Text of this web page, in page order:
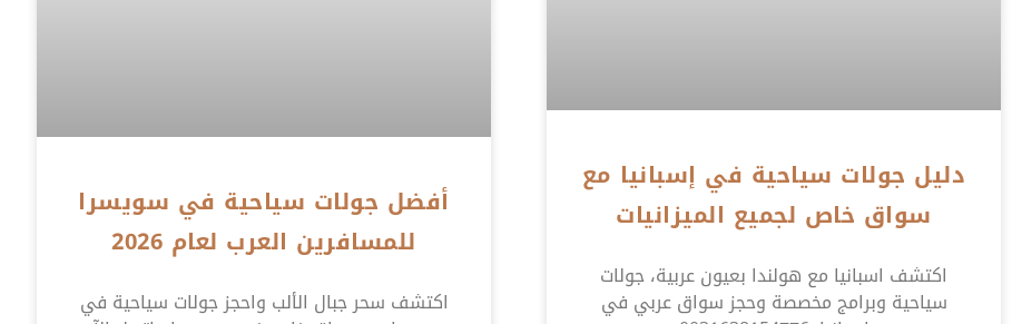
دليل جولات سياحية في إسبانيا مع
سواق خاص لجميع الميزانيات
اكتشف اسبانيا مع هولندا بعيون عربية، جولات
سياحية وبرامج مخصصة وحجز سواق عربي في
أفضل جولات سياحية في سويسرا
للمسافرين العرب لعام 2026
اكتشف سحر جبال الألب واحجز جولات سياحية في